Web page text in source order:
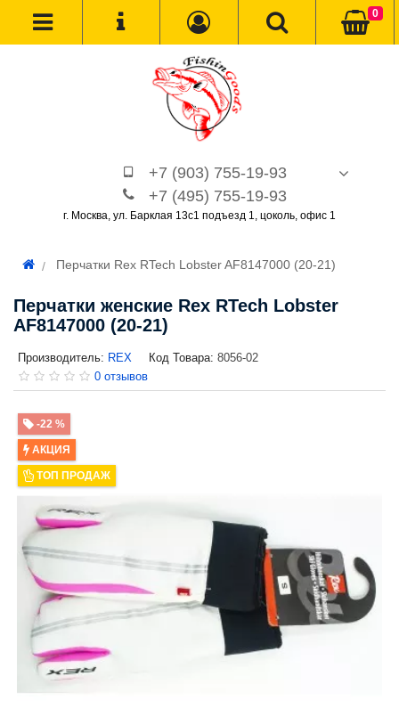
+7 (903) 755-19-93
+7 (495) 755-19-93
г. Москва, ул. Барклая 13с1 подъезд 1, цоколь, офис 1
0
Перчатки Rex RTech Lobster AF8147000 (20-21)
Перчатки женские Rex RTech Lobster
AF8147000 (20-21)
Производитель: REX Код Товара: 8056-02
0 отзывов
-22 %
АКЦИЯ
ТОП ПРОДАЖ